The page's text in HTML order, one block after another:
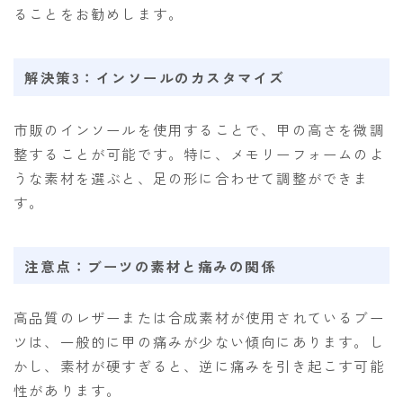
ることをお勧めします。
解決策3：インソールのカスタマイズ
市販のインソールを使用することで、甲の高さを微調
整することが可能です。特に、メモリーフォームのよ
うな素材を選ぶと、足の形に合わせて調整ができま
す。
注意点：ブーツの素材と痛みの関係
高品質のレザーまたは合成素材が使用されているブー
ツは、一般的に甲の痛みが少ない傾向にあります。し
かし、素材が硬すぎると、逆に痛みを引き起こす可能
性があります。